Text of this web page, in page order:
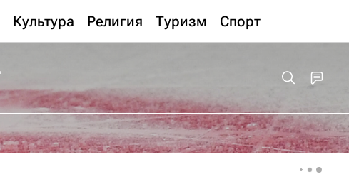
Культура Религия Туризм Спорт